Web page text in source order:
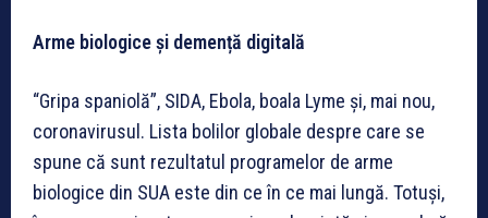
Arme biologice și demență digitală
“Gripa spaniolă”, SIDA, Ebola, boala Lyme și, mai nou,
coronavirusul. Lista bolilor globale despre care se
spune că sunt rezultatul programelor de arme
biologice din SUA este din ce în ce mai lungă. Totuși,